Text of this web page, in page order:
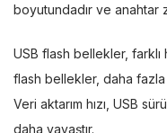
boyutundadır ve anahtar
USB flash bellekler, farklı
flash bellekler, daha fazla
Veri aktarım hızı, USB
daha yavaştır.